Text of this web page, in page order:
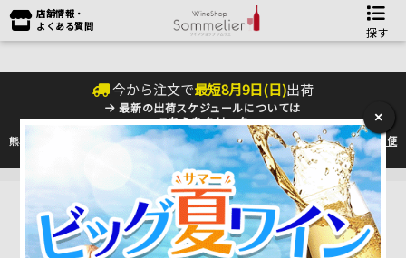
店舗情報・
よくある質問
探す
今から注文で最短8月9日(日)出荷
最新の出荷スケジュールについては
こちらをクリック
熊本地震の影響により九州への配送に遅れが生じております。最新情報は佐川急便
のHP
をご確認下さい。
×